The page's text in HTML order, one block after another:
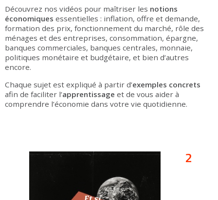
Découvrez nos vidéos pour maîtriser les notions
économiques essentielles : inflation, offre et demande,
formation des prix, fonctionnement du marché, rôle des
ménages et des entreprises, consommation, épargne,
banques commerciales, banques centrales, monnaie,
politiques monétaire et budgétaire, et bien d’autres
encore.
Chaque sujet est expliqué à partir d’exemples concrets
afin de faciliter l’apprentissage et de vous aider à
comprendre l’économie dans votre vie quotidienne.
2